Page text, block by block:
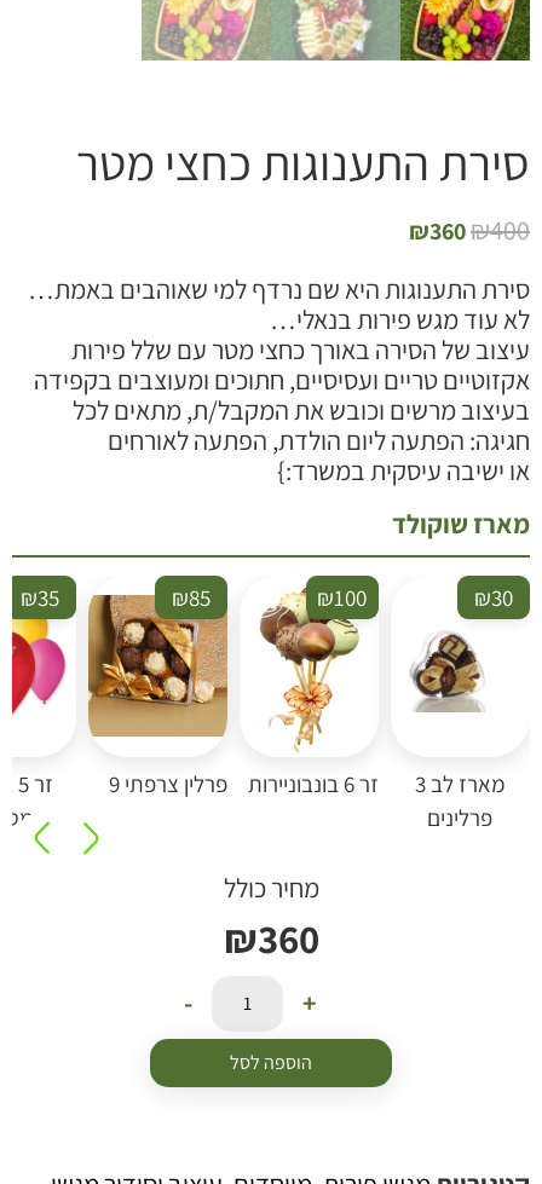
התענוגות כחצי מטר
₪
₪360
התענוגות היא שם נרדף למי שאוהבים באמת…
עוד מגש פירות בנאלי…
של הסירה באורך כחצי מטר עם שלל פירות
טריים ועסיסיים, חתוכים ומעוצבים בקפידה
מרשים וכובש את המקבל/ת, מתאים לכל
הפתעה ליום הולדת, הפתעה לאורחים
ישיבה עיסקית במשרד:}
שוקולד
מארז לב 3
פרלינים
₪30
זר 6 בונבוניירות
₪100
פרלין צרפתי 9
₪85
זר 5
₪35
מחיר כולל
₪360
הוספה לסל